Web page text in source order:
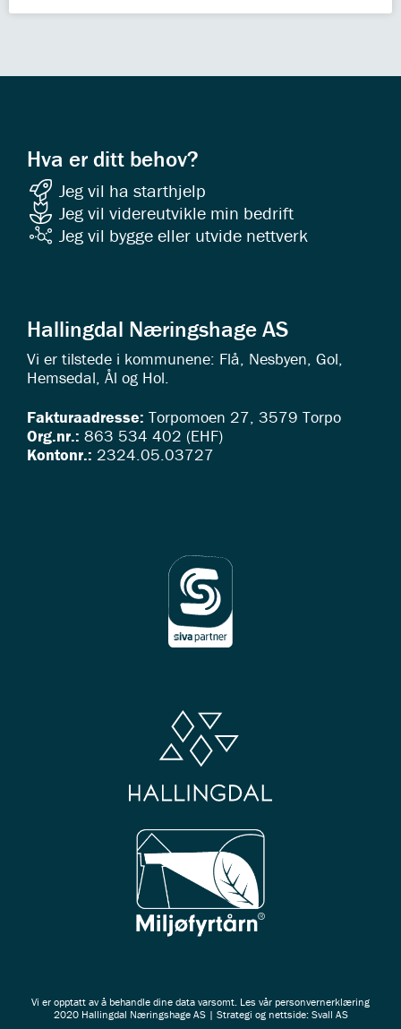
Hva er ditt behov?
Jeg vil ha starthjelp
Jeg vil videreutvikle min bedrift
Jeg vil bygge eller utvide nettverk
Hallingdal Næringshage AS
Vi er tilstede i kommunene: Flå, Nesbyen, Gol,
Hemsedal, Ål og Hol.
Fakturaadresse: Torpomoen 27, 3579 Torpo
Org.nr.: 863 534 402 (EHF)
Kontonr.: 2324.05.03727
Vi er opptatt av å behandle dine data varsomt. Les vår personvernerklæring
2020 Hallingdal Næringshage AS | Strategi og nettside: Svall AS